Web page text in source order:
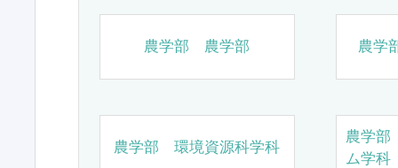
農学部 農学部 農学
農学部 環境資源科学科
農学
ム学科